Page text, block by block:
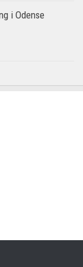
i Odense